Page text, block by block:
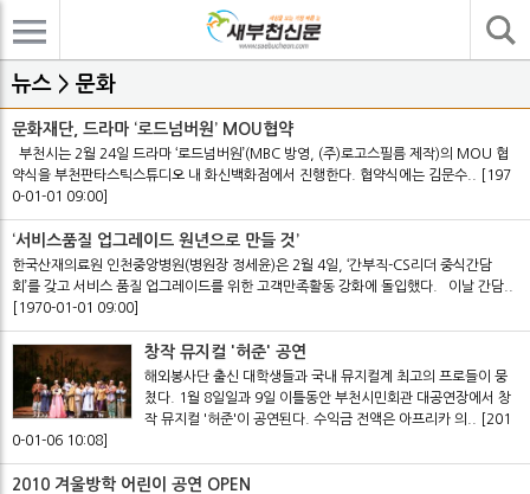
뉴스 > 문화
문화재단, 드라마 ‘로드넘버원’ MOU협약
부천시는 2월 24일 드라마 ‘로드넘버원’(MBC 방영, (주)로고스필름 제작)의 MOU 협
약식을 부천판타스틱스튜디오 내 화신백화점에서 진행한다. 협약식에는 김문수..
[197
0-01-01 09:00]
‘서비스품질 업그레이드 원년으로 만들 것’
한국산재의료원 인천중앙병원(병원장 정세윤)은 2월 4일, ‘간부직-CS리더 중식간담
회’를 갖고 서비스 품질 업그레이드를 위한 고객만족활동 강화에 돌입했다. 이날 간담..
[1970-01-01 09:00]
창작 뮤지컬 '허준' 공연
해외봉사단 출신 대학생들과 국내 뮤지컬계 최고의 프로들이 뭉
쳤다. 1월 8일일과 9일 이틀동안 부천시민회관 대공연장에서 창
작 뮤지컬 '허준'이 공연된다. 수익금 전액은 아프리카 의..
[201
0-01-06 10:08]
2010 겨울방학 어린이 공연 OPEN